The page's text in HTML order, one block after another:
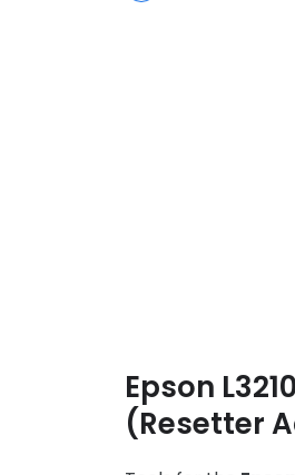
Epson
(Resetter